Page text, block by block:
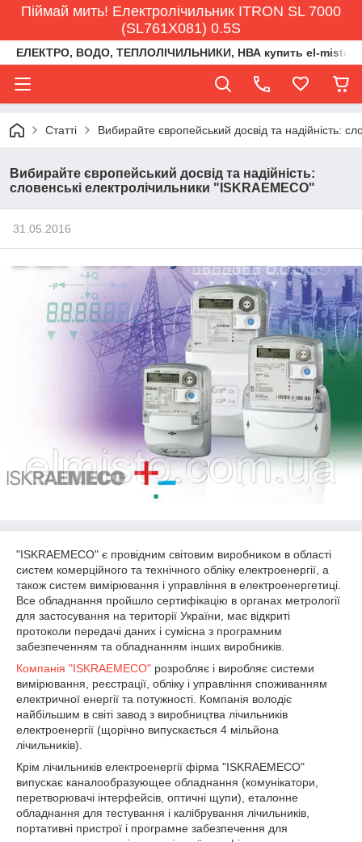
Піймай мить! Електролічильник ITRON SL 7000
(SL761X081) 0.5S
ЕЛЕКТРО, ВОДО, ТЕПЛОЛІЧИЛЬНИКИ, НВА купить el-
Статті Вибирайте європейський досвід та надійність:
Вибирайте європейський досвід та надійність:
словенські електролічильники "ISKRAEMECO"
31.05.2016
"ISKRAEMECO" є провідним світовим виробником в області
систем комерційного та технічного обліку електроенергії, а
також систем вимірювання і управління в електроенергетиці.
Все обладнання пройшло сертифікацію в органах метрології
для застосування на території України, має відкриті
протоколи передачі даних і сумісна з програмним
забезпеченням та обладнанням інших виробників.
Компанія "ISKRAEMECO" розробляє і виробляє системи
вимірювання, реєстрації, обліку і управління споживанням
електричної енергії та потужності. Компанія володіє
найбільшим в світі завод з виробництва лічильників
електроенергії (щорічно випускається 4 мільйона
лічильників).
Крім лічильників електроенергії фірма "ISKRAEMECO"
випускає каналообразующее обладнання (комунікатори,
перетворювачі інтерфейсів, оптичні щупи), еталонне
обладнання для тестування і калібрування лічильників,
портативні пристрої і програмне забезпечення для